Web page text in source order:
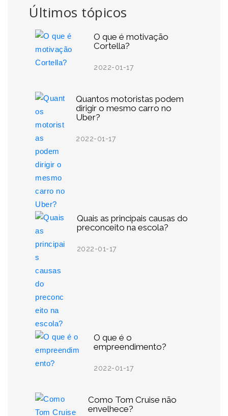
Últimos tópicos
O que é motivação
Cortella?
2022-01-17
Quantos motoristas podem
dirigir o mesmo carro no
Uber?
2022-01-17
Quais as principais causas do
preconceito na escola?
2022-01-17
O que é o
empreendimento?
2022-01-17
Como Tom Cruise não
envelhece?